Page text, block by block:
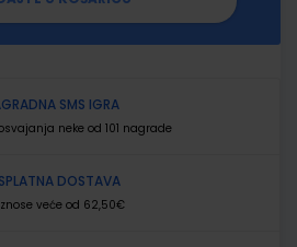
SMS IGRA
neke od 101 nagrade
DOSTAVA
veće od 62,50€